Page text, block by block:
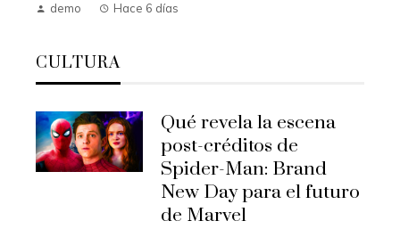
demo Hace 6 días
CULTURA
Qué revela la escena
post-créditos de
Spider-Man: Brand
New Day para el futuro
de Marvel